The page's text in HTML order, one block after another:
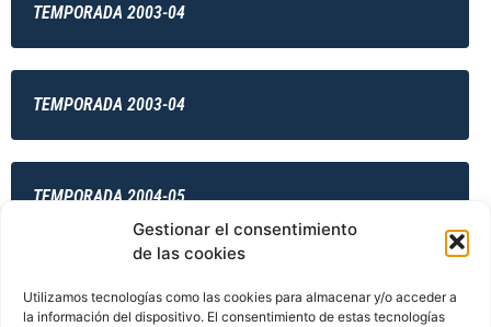
Gestionar el consentimiento
de las cookies
Utilizamos tecnologías como las cookies para almacenar y/o acceder a
la información del dispositivo. El consentimiento de estas tecnologías
TEMPORADA 2003-04
TEMPORADA 2003-04
TEMPORADA 2004-05
TEMPORADA 2004-05